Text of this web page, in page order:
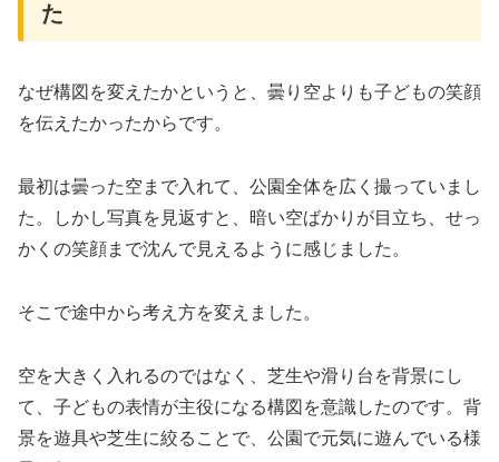
た
なぜ構図を変えたかというと、曇り空よりも子どもの笑顔
を伝えたかったからです。
最初は曇った空まで入れて、公園全体を広く撮っていまし
た。しかし写真を見返すと、暗い空ばかりが目立ち、せっ
かくの笑顔まで沈んで見えるように感じました。
そこで途中から考え方を変えました。
空を大きく入れるのではなく、芝生や滑り台を背景にし
て、子どもの表情が主役になる構図を意識したのです。背
景を遊具や芝生に絞ることで、公園で元気に遊んでいる様